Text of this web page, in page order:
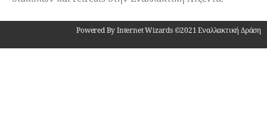
Powered By Internet Wizards ©2021 Εναλλακτική Δράση